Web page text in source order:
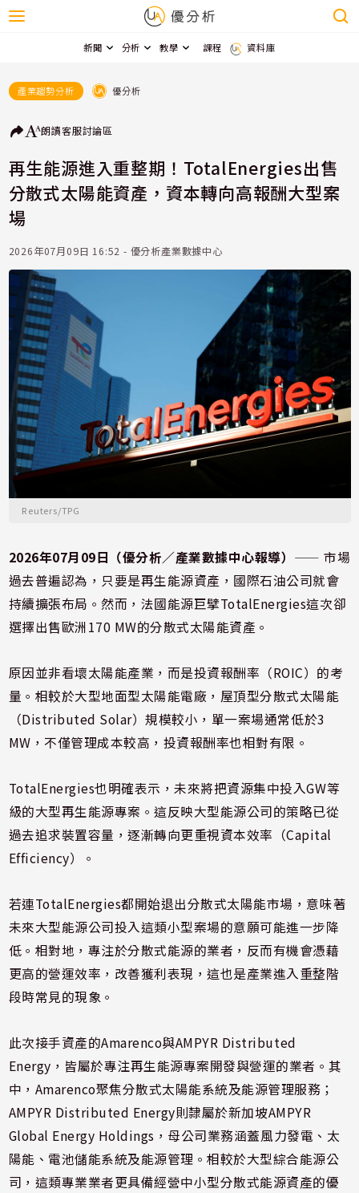
新聞 分析 教學 課程 資料庫
產業趨勢分析 優分析
朗讀客服討論區
再生能源進入重整期！TotalEnergies出售
分散式太陽能資產，資本轉向高報酬大型案
場
2026年07月09日 16:52 - 優分析產業數據中心
Reuters/TPG
2026年07月09日（優分析／產業數據中心報導） ⸺ 市場
過去普遍認為，只要是再生能源資產，國際石油公司就會
持續擴張布局。然而，法國能源巨擘TotalEnergies這次卻
選擇出售歐洲170 MW的分散式太陽能資產。
原因並非看壞太陽能產業，而是投資報酬率（ROIC）的考
量。相較於大型地面型太陽能電廠，屋頂型分散式太陽能
（Distributed Solar）規模較小，單一案場通常低於3
MW，不僅管理成本較高，投資報酬率也相對有限。
TotalEnergies也明確表示，未來將把資源集中投入GW等
級的大型再生能源專案。這反映大型能源公司的策略已從
過去追求裝置容量，逐漸轉向更重視資本效率（Capital
Efficiency）。
若連TotalEnergies都開始退出分散式太陽能市場，意味著
未來大型能源公司投入這類小型案場的意願可能進一步降
低。相對地，專注於分散式能源的業者，反而有機會憑藉
更高的營運效率，改善獲利表現，這也是產業進入重整階
段時常見的現象。
此次接手資產的Amarenco與AMPYR Distributed
Energy，皆屬於專注再生能源專案開發與營運的業者。其
中，Amarenco聚焦分散式太陽能系統及能源管理服務；
AMPYR Distributed Energy則隸屬於新加坡AMPYR
Global Energy Holdings，母公司業務涵蓋風力發電、太
陽能、電池儲能系統及能源管理。相較於大型綜合能源公
司，這類專業業者更具備經營中小型分散式能源資產的優